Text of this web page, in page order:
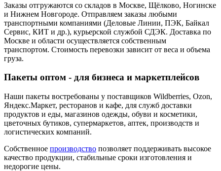
Заказы отгружаются со складов в Москве, Щёлково, Ногинске
и Нижнем Новгороде. Отправляем заказы любыми
транспортными компаниями (Деловые Линии, ПЭК, Байкал
Сервис, КИТ и др.), курьерской службой СДЭК. Доставка по
Москве и области осуществляется собственным
транспортом. Стоимость перевозки зависит от веса и объема
груза.
Пакеты оптом - для бизнеса и маркетплейсов
Наши пакеты востребованы у поставщиков Wildberries, Ozon,
Яндекс.Маркет, ресторанов и кафе, для служб доставки
продуктов и еды, магазинов одежды, обуви и косметики,
цветочных бутиков, супермаркетов, аптек, производств и
логистических компаний.
Собственное производство позволяет поддерживать высокое
качество продукции, стабильные сроки изготовления и
недорогие цены.